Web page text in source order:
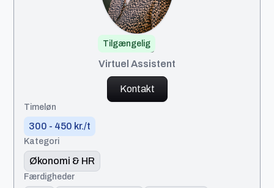
Tilgængelig
Mette
Virtuel Assistent
Kontakt
Timeløn
300 - 450 kr./t
Kategori
Økonomi & HR
Færdigheder